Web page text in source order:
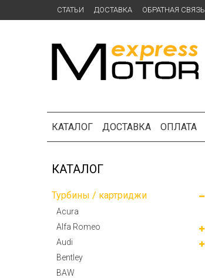
СТАТЬИ ДОСТАВКА ОБРАТНАЯ СВЯЗЬ
КАТАЛОГ ДОСТАВКА ОПЛАТА
КАТАЛОГ
Турбины / картриджи
Acura
Alfa Romeo
Audi
Bentley
BAW